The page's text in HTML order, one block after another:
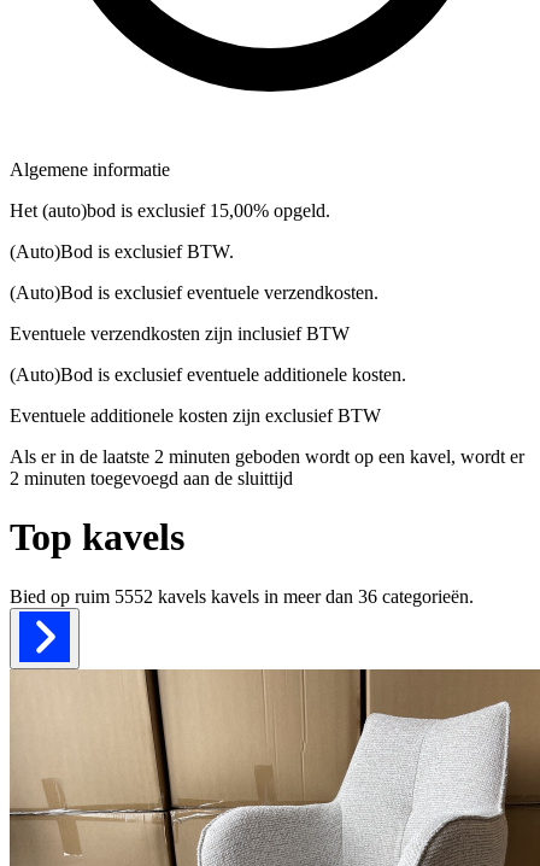
Algemene informatie
Het (auto)bod is exclusief 15,00% opgeld.
(Auto)Bod is exclusief BTW.
(Auto)Bod is exclusief eventuele verzendkosten.
Eventuele verzendkosten zijn inclusief BTW
(Auto)Bod is exclusief eventuele additionele kosten.
Eventuele additionele kosten zijn exclusief BTW
Als er in de laatste 2 minuten geboden wordt op een kavel, wordt er
2 minuten toegevoegd aan de sluittijd
Top kavels
Bied op ruim 5552 kavels kavels in meer dan 36 categorieën.